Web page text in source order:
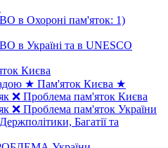
в Охороні пам'яток: 1)
в Україні та в UNESCO
Києва
★ Пам'яток Києва ★
Проблема пам'яток Києва
Проблема пам'яток України
Багатії та